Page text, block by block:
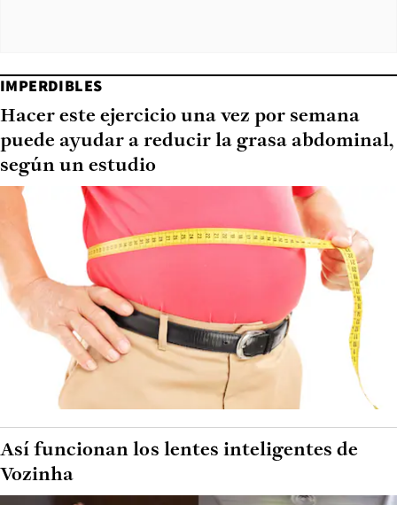
IMPERDIBLES
Hacer este ejercicio una vez por semana
puede ayudar a reducir la grasa abdominal,
según un estudio
Así funcionan los lentes inteligentes de
Vozinha